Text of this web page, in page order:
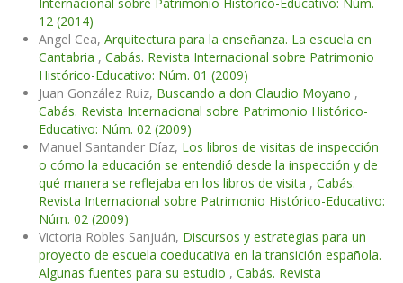
12 (2014)
Angel Cea, Arquitectura para la enseñanza. La escuela en
Cantabria , Cabás. Revista Internacional sobre Patrimonio
Histórico-Educativo: Núm. 01 (2009)
Juan González Ruiz, Buscando a don Claudio Moyano ,
Cabás. Revista Internacional sobre Patrimonio Histórico-
Educativo: Núm. 02 (2009)
Manuel Santander Díaz, Los libros de visitas de inspección
o cómo la educación se entendió desde la inspección y de
qué manera se reflejaba en los libros de visita , Cabás.
Revista Internacional sobre Patrimonio Histórico-Educativo:
Núm. 02 (2009)
Victoria Robles Sanjuán, Discursos y estrategias para un
proyecto de escuela coeducativa en la transición española.
Algunas fuentes para su estudio , Cabás. Revista